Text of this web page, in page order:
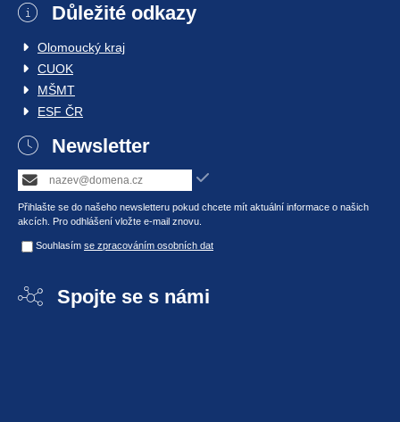
Důležité odkazy
Olomoucký kraj
CUOK
MŠMT
ESF ČR
Newsletter
Přihlašte se do našeho newsletteru pokud chcete mít aktuální informace o našich
akcích. Pro odhlášení vložte e-mail znovu.
Souhlasím se zpracováním osobních dat
Spojte se s námi